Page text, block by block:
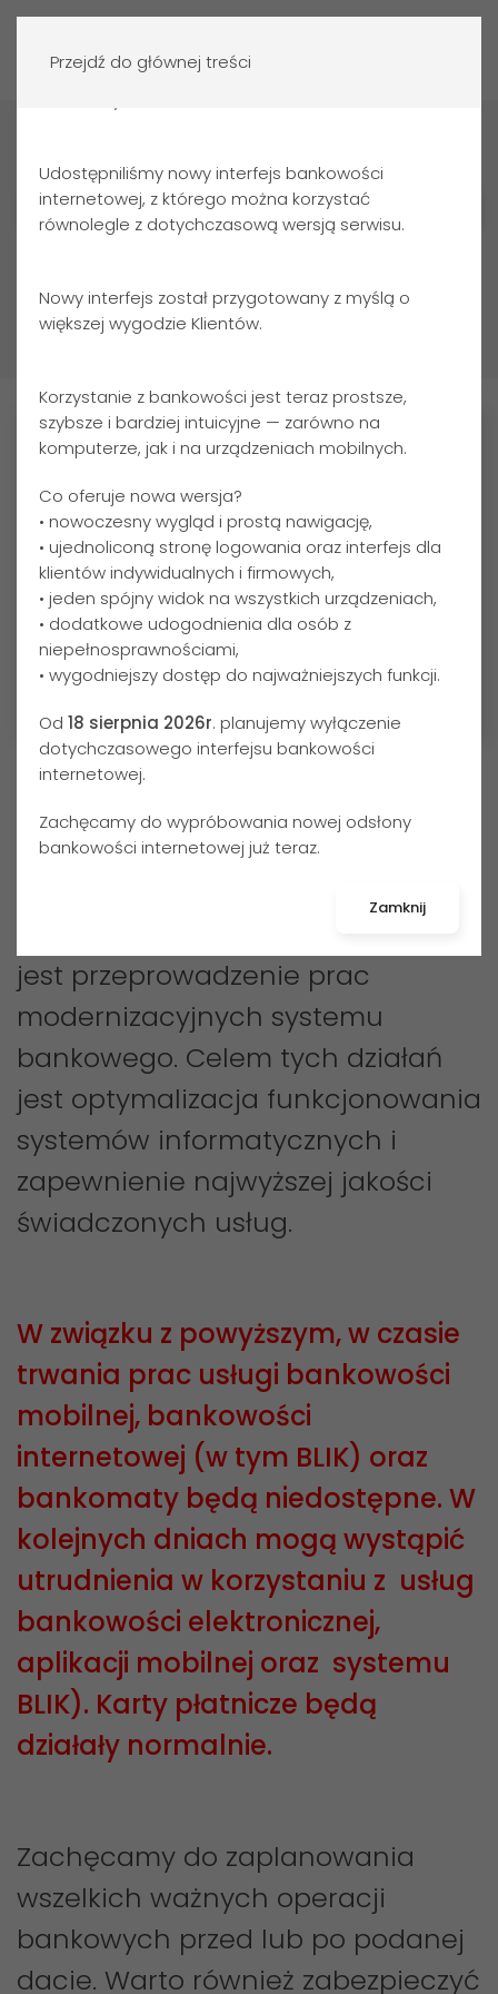
Przejdź do głównej treści
DATA PUBLIKACJI:
03.06.2025
Drodzy Klienci,
Zawiadamiamy, że z13 na 14
piątek/sobota
jest przeprowadzenie prac
modernizacyjnych systemu
bankowego. Celem tych działań
jest optymalizacja funkcjonowania
systemów informatycznych i
zapewnienie najwyższej jakości
świadczonych usług.
W związku z powyższym, w czasie
trwania prac usługi bankowości
mobilnej, bankowości
internetowej (w tym BLIK) oraz
bankomaty będą niedostępne. W
kolejnych dniach mogą wystąpić
utrudnienia w korzystaniu z usług
bankowości elektronicznej,
aplikacji mobilnej oraz systemu
BLIK). Karty płatnicze będą
działały normalnie.
Zachęcamy do zaplanowania
wszelkich ważnych operacji
bankowych przed lub po podanej
dacie. Warto również zabezpieczyć
Udostępniliśmy nowy interfejs bankowości
internetowej, z którego można korzystać
równolegle z dotychczasową wersją serwisu.
Nowy interfejs został przygotowany z myślą o
większej wygodzie Klientów.
Korzystanie z bankowości jest teraz prostsze,
szybsze i bardziej intuicyjne — zarówno na
komputerze, jak i na urządzeniach mobilnych.
Co oferuje nowa wersja?
• nowoczesny wygląd i prostą nawigację,
• ujednoliconą stronę logowania oraz interfejs dla
klientów indywidualnych i firmowych,
• jeden spójny widok na wszystkich urządzeniach,
• dodatkowe udogodnienia dla osób z
niepełnosprawnościami,
• wygodniejszy dostęp do najważniejszych funkcji.
Od 18 sierpnia 2026r. planujemy wyłączenie
dotychczasowego interfejsu bankowości
internetowej.
Zachęcamy do wypróbowania nowej odsłony
bankowości internetowej już teraz.
Zamknij